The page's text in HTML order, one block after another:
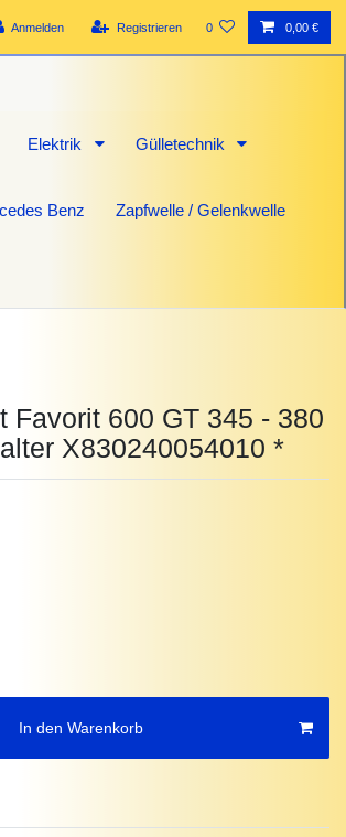
Anmelden Registrieren 0 0,00 €
Elektrik Gülletechnik
Benz Zapfwelle / Gelenkwelle
Favorit 600 GT 345 - 380
X830240054010 *
In den Warenkorb